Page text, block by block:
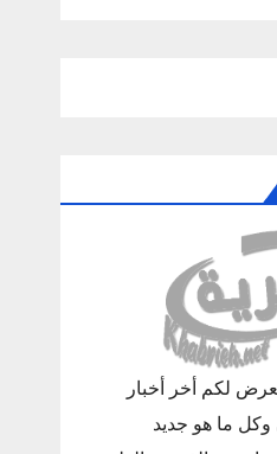
لكم أخر أخبار
وكل ما هو جديد